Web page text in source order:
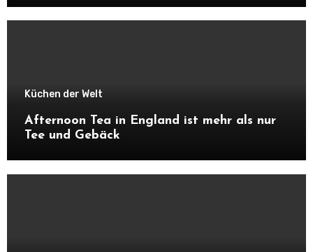
Küchen der Welt
Afternoon Tea in England ist mehr als nur
Tee und Gebäck